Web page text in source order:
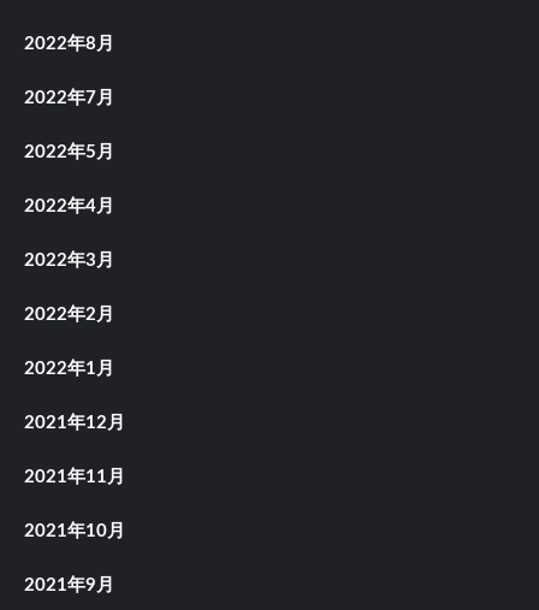
2022年8月
2022年7月
2022年5月
2022年4月
2022年3月
2022年2月
2022年1月
2021年12月
2021年11月
2021年10月
2021年9月